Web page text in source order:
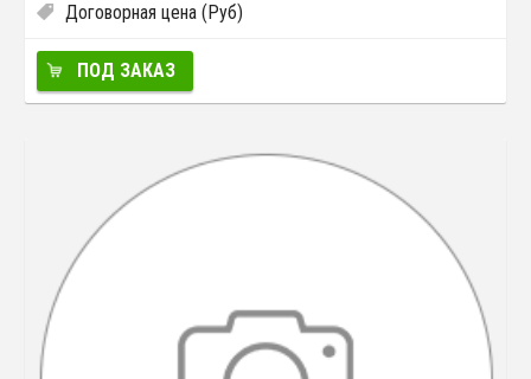
Договорная цена (Руб)
ПОД ЗАКАЗ